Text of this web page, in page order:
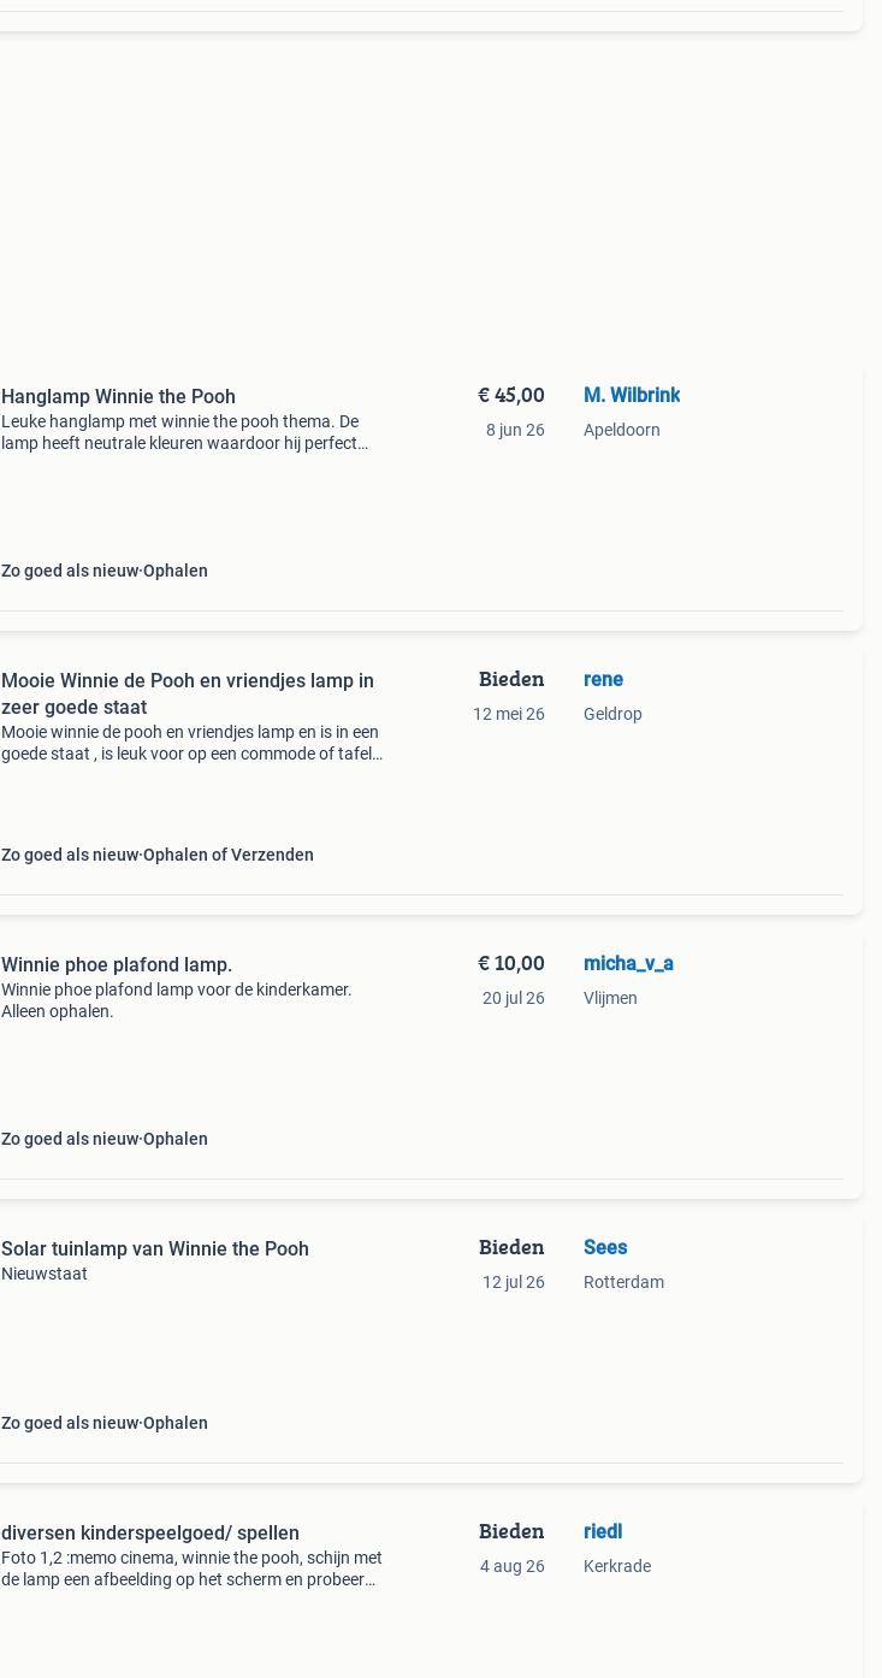
Hanglamp Winnie the Pooh
Leuke hanglamp met winnie the pooh thema. De
lamp heeft neutrale kleuren waardoor hij perfect
Zo goed als nieuw Ophalen
€ 45,00
8 jun 26
M. Wilbrink
Apeldoorn
Mooie Winnie de Pooh en vriendjes lamp in
zeer goede staat
Mooie winnie de pooh en vriendjes lamp en is in een
goede staat , is leuk voor op een commode of tafel
Zo goed als nieuw Ophalen of Verzenden
Bieden
12 mei 26
rene
Geldrop
Winnie phoe plafond lamp.
Winnie phoe plafond lamp voor de kinderkamer.
Alleen ophalen.
Zo goed als nieuw Ophalen
€ 10,00
20 jul 26
micha_v_a
Vlijmen
Solar tuinlamp van Winnie the Pooh
Nieuwstaat
Zo goed als nieuw Ophalen
Bieden
12 jul 26
Sees
Rotterdam
diversen kinderspeelgoed/ spellen
Foto 1,2 :memo cinema, winnie the pooh, schijn met
de lamp een afbeelding op het scherm en probeer
Bieden
4 aug 26
riedl
Kerkrade